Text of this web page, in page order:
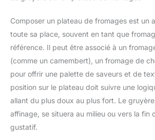
Composer un plateau de fromages est un
toute sa place, souvent en tant que
référence. Il peut être associé à un
(comme un camembert), un fromage de
pour offrir une palette de saveurs et de
position sur le plateau doit suivre une
allant du plus doux au plus fort. Le
affinage, se situera au milieu ou vers la fin
gustatif.